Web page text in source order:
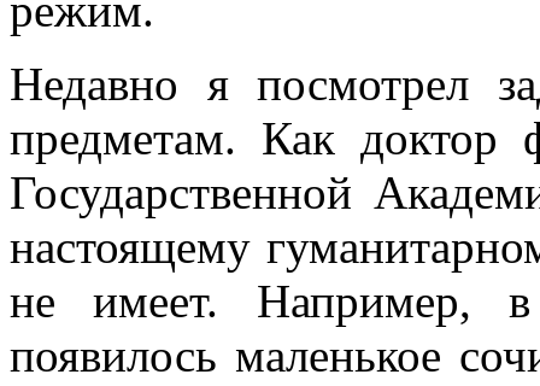
Недавно я посмотрел
предметам. Как доктор
Государственной
настоящему
не имеет. Например,
появилось маленькое